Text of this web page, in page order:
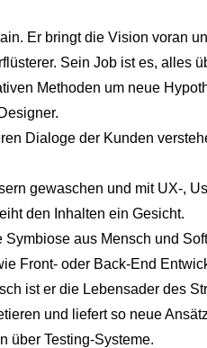
Er bringt die Vision voran
Sein Job ist es, alles
Methoden um neue
Dialoge der Kunden
gewaschen und mit UX-,
den Inhalten ein Gesicht.
Symbiose aus Mensch und
Front- oder Back-End
ist er die Lebensader des
und liefert so neue
über Testing-Systeme.